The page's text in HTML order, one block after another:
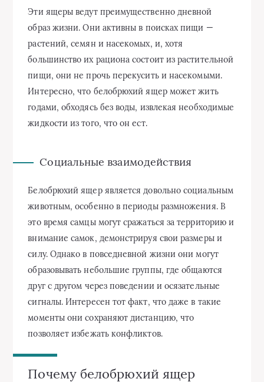
Эти ящеры ведут преимущественно дневной
образ жизни. Они активны в поисках пищи —
растений, семян и насекомых, и, хотя
большинство их рациона состоит из растительной
пищи, они не прочь перекусить и насекомыми.
Интересно, что белобрюхий ящер может жить
годами, обходясь без воды, извлекая необходимые
жидкости из того, что он ест.
Социальные взаимодействия
Белобрюхий ящер является довольно социальным
животным, особенно в периоды размножения. В
это время самцы могут сражаться за территорию и
внимание самок, демонстрируя свои размеры и
силу. Однако в повседневной жизни они могут
образовывать небольшие группы, где общаются
друг с другом через поведении и осязательные
сигналы. Интересен тот факт, что даже в такие
моменты они сохраняют дистанцию, что
позволяет избежать конфликтов.
Почему белобрюхий ящер